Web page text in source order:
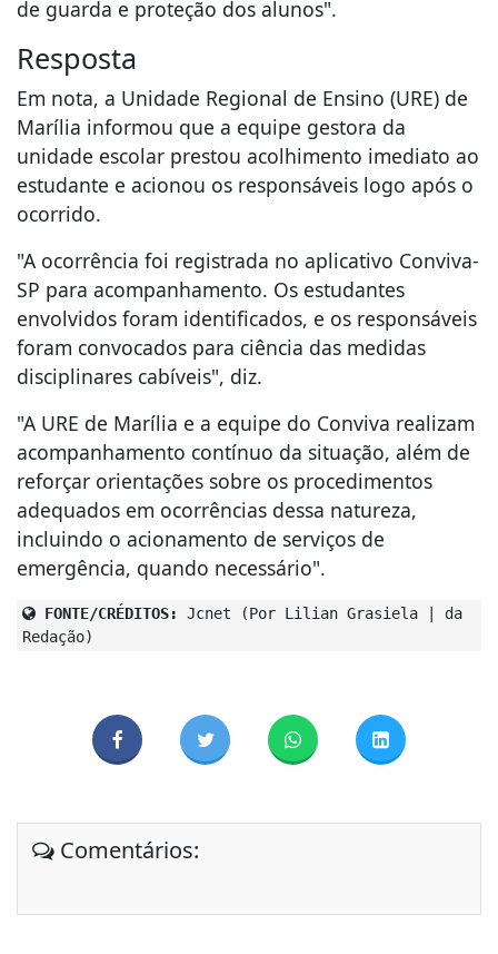
de guarda e proteção dos alunos".
Resposta
Em nota, a Unidade Regional de Ensino (URE) de
Marília informou que a equipe gestora da
unidade escolar prestou acolhimento imediato ao
estudante e acionou os responsáveis logo após o
ocorrido.
"A ocorrência foi registrada no aplicativo Conviva-
SP para acompanhamento. Os estudantes
envolvidos foram identificados, e os responsáveis
foram convocados para ciência das medidas
disciplinares cabíveis", diz.
"A URE de Marília e a equipe do Conviva realizam
acompanhamento contínuo da situação, além de
reforçar orientações sobre os procedimentos
adequados em ocorrências dessa natureza,
incluindo o acionamento de serviços de
emergência, quando necessário".
FONTE/CRÉDITOS:
Jcnet (Por Lilian Grasiela | da
Redação)
Comentários: